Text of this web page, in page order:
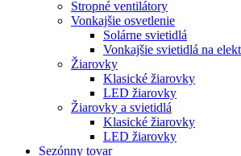
Stropné ventilátory
Vonkajšie osvetlenie
Solárne svietidlá
Vonkajšie svietidlá na
Žiarovky
Klasické žiarovky
LED žiarovky
Žiarovky a svietidlá
Klasické žiarovky
LED žiarovky
Sezónny tovar